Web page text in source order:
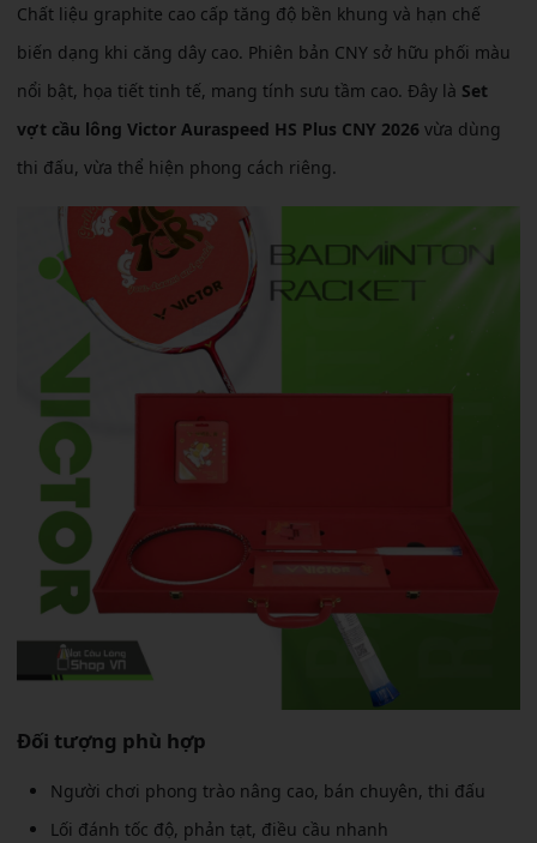
Chất liệu graphite cao cấp tăng độ bền khung và hạn chế
biến dạng khi căng dây cao. Phiên bản CNY sở hữu phối màu
nổi bật, họa tiết tinh tế, mang tính sưu tầm cao. Đây là Set
vợt cầu lông Victor Auraspeed HS Plus CNY 2026 vừa dùng
thi đấu, vừa thể hiện phong cách riêng.
Đối tượng phù hợp
Người chơi phong trào nâng cao, bán chuyên, thi đấu
Lối đánh tốc độ, phản tạt, điều cầu nhanh